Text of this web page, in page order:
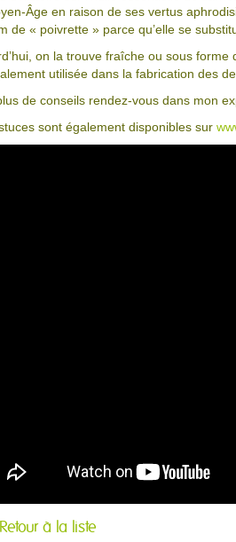
Âge en raison de ses vertus
de « poivrette » parce qu’elle se
on la trouve fraîche ou sous forme
utilisée dans la fabrication des
de conseils rendez-vous dans mon
sont également disponibles sur
Retour à la liste